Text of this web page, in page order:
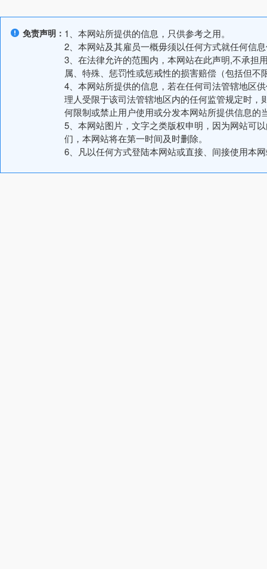
免责声明： 1、本网站所提供的信息，只供参考之用。
2、本网站及其雇员一概毋须以任何方式就任何信
3、在法律允许的范围内，本网站在此声明,不承担
属、特殊、惩罚性或惩戒性的损害赔偿（包括但
4、本网站所提供的信息，若在任何司法管辖地区
理人受限于该司法管辖地区内的任何监管规定时
何限制或禁止用户使用或分发本网站所提供信息的
5、本网站图片，文字之类版权申明，因为网站可
们，本网站将在第一时间及时删除。
6、凡以任何方式登陆本网站或直接、间接使用本